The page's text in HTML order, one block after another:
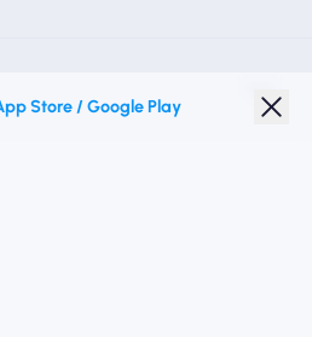
Store / Google Play